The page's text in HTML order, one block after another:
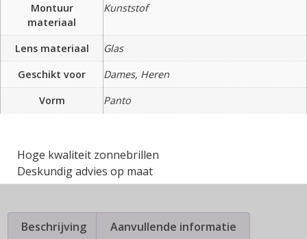
Montuur
materiaal
Kunststof
Lens materiaal
Glas
Geschikt voor
Dames, Heren
Vorm
Panto
Hoge kwaliteit zonnebrillen
Deskundig advies op maat
Beschrijving Aanvullende informatie